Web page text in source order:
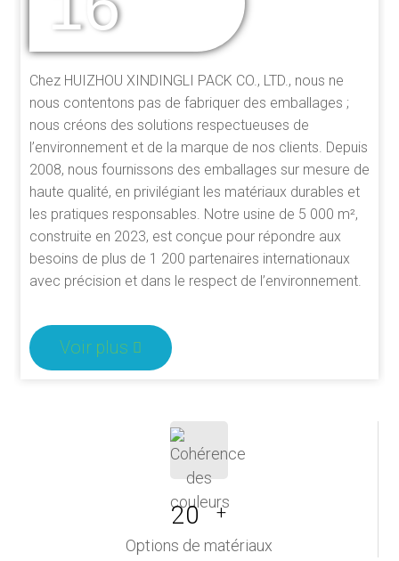
Chez HUIZHOU XINDINGLI PACK CO., LTD., nous ne
nous contentons pas de fabriquer des emballages ;
nous créons des solutions respectueuses de
l’environnement et de la marque de nos clients. Depuis
2008, nous fournissons des emballages sur mesure de
haute qualité, en privilégiant les matériaux durables et
les pratiques responsables. Notre usine de 5 000 m²,
construite en 2023, est conçue pour répondre aux
besoins de plus de 1 200 partenaires internationaux
avec précision et dans le respect de l’environnement.
Voir plus
20 +
Options de matériaux